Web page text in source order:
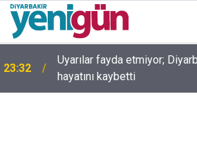
23:32
Uyarılar fayda etmiyor;
hayatını kaybetti